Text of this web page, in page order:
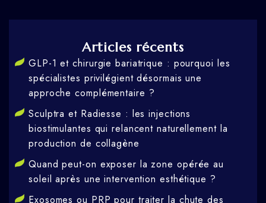
Articles récents
GLP-1 et chirurgie bariatrique : pourquoi les
spécialistes privilégient désormais une
approche complémentaire ?
Sculptra et Radiesse : les injections
biostimulantes qui relancent naturellement la
production de collagène
Quand peut-on exposer la zone opérée au
soleil après une intervention esthétique ?
Exosomes ou PRP pour traiter la chute des